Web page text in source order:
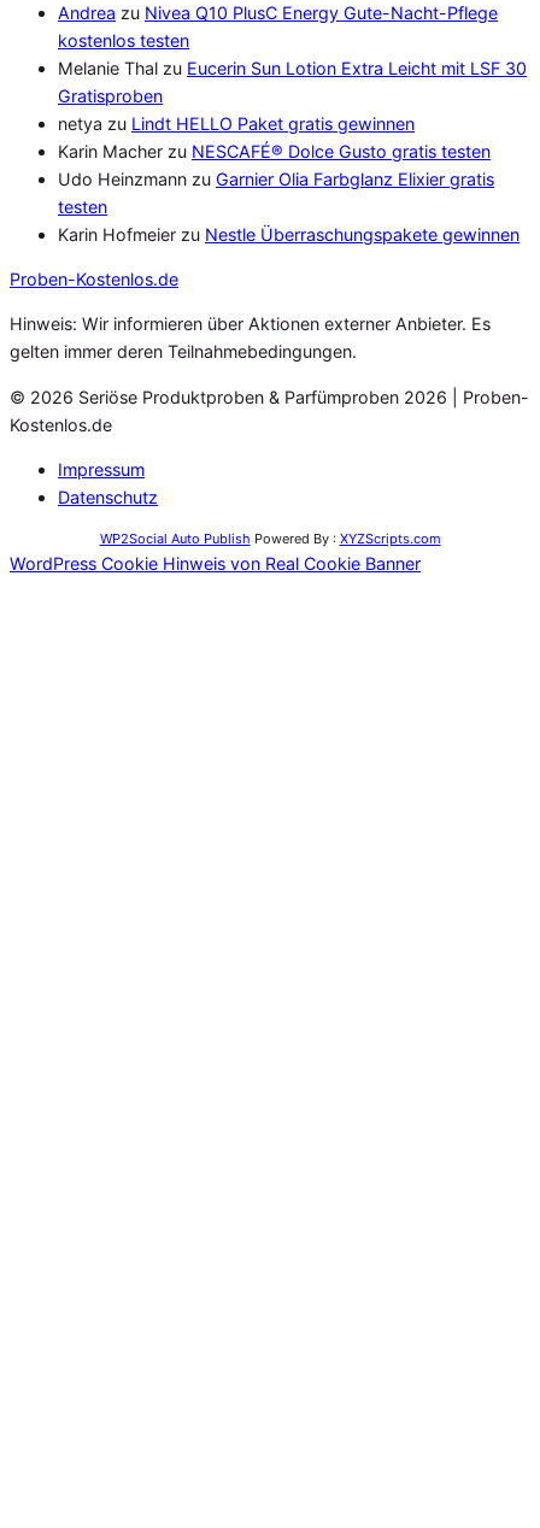
Andrea zu Nivea Q10 PlusC Energy Gute-Nacht-Pflege
kostenlos testen
Melanie Thal zu Eucerin Sun Lotion Extra Leicht mit LSF 30
Gratisproben
netya zu Lindt HELLO Paket gratis gewinnen
Karin Macher zu NESCAFÉ® Dolce Gusto gratis testen
Udo Heinzmann zu Garnier Olia Farbglanz Elixier gratis
testen
Karin Hofmeier zu Nestle Überraschungspakete gewinnen
Proben-Kostenlos.de
Hinweis: Wir informieren über Aktionen externer Anbieter. Es
gelten immer deren Teilnahmebedingungen.
© 2026 Seriöse Produktproben & Parfümproben 2026 | Proben-
Kostenlos.de
Impressum
Datenschutz
WP2Social Auto Publish Powered By : XYZScripts.com
WordPress Cookie Hinweis von Real Cookie Banner